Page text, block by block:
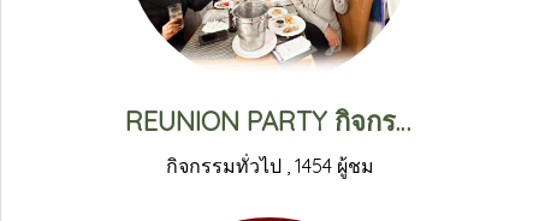
REUNION PARTY กิจกรรมล่องเรือแม่น้ำเจ้าพระยากับลิฟ เพียว
กิจกรรมทั่วไป, 1454 ผู้ชม